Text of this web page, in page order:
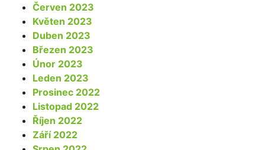
Červen 2023
Květen 2023
Duben 2023
Březen 2023
Únor 2023
Leden 2023
Prosinec 2022
Listopad 2022
Říjen 2022
Září 2022